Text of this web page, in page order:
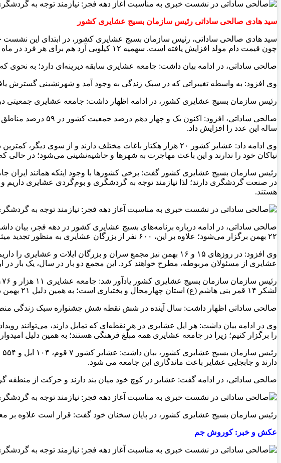
سید هادی صالحی ساداتی رئیس سازمان بسیج عشایری کشور
چون قیمت دام مولد افزایش یافته است. سهمیه ۱۲ کیلویی آرد هم برای هر فرد در ماه کافی نیست
صالحی ساداتی، در ادامه‌ بیان داشت: جامعه عشایری سابقه دیرینه‌ای دارد؛ به
وی افزود: به واسطه تغییراتی که در سبک زندگی به وجود آمد و شهرنشینی گسترش
رئیس سازمان بسیج عشایری کشور، در ادامه‌ اظهار داشت: جامعه عشایری جمعیتی در حدود یک میلیون و ۵۰۰
ساله این عدد را افزایش داد.
وی ادامه داد: عشایر کشور ۲۰ هزار هکتار باغات مختلف دارند
نیاکان خود را ندارند و این باعث مهاجرت به شهر‌ها و حاشیه‌نشینی می‌شود؛ در حالی
رئیس سازمان بسیج عشایری کشور گفت: برخی کشور‌ها با وجود اینکه همانند ایران
در صنعت گردشگری دارند؛ لذا نیازمند توجه به گردشگری و بوم‌گردی عشایری داریم
هستند.
۲۲ بهمن برگزار می‌شود؛ علاوه بر این، ۶۰۰ نفر از بزرگان عشایری به منظور تجدید میثاق با آرمان‌های بنیان‌گذار کبیر انقلاب اسلامی در حرم امام خمینی (ره) حضور پیدا می‌کنند.
عشایری از مسئولان مربوطه، مطرح خواهند کرد. این مجمع دو بار در سال، یک
لشکر ۱۴ قمر بنی هاشم (ع) استان چهارمحال و بختیاری است؛ به همین دلیل ۲۱ بهمن در زادگاه ایشان و ۲۵ بهمن هم در مرکز استان یادواره این شهید شاخص بسیج جامعه عشایری برگزار می‌شود.
صالحی ساداتی اظهار داشت: سال آینده در شش نقطه شش جشنواره سبک زندگی
وی در ادامه بیان داشت: هر ایل عشایری در هر نقطه‌ای که تمایل دارند، می‌توانند
را بر‌گزار کنیم؛ زیرا در جامعه عشایری همه مبلّغ فرهنگی هستند؛ به همین دلیل
دارند و جابجایی عشایر باعث ماندگاری این جامعه می شود.
صالحی ساداتی، در ادامه گفت: عشایر در کوچ خود میان بند دارند و حرکت از منطقه
رئیس سازمان بسیج عشایری کشور، در پايان سخنان خود گفت: قرار است علاوه
عکش و خبر: کوروش جم